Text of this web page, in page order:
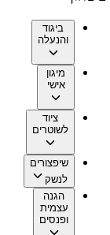
ביגוד
והנעלה
מיגון
אישי
ציוד
לשוטרים
שיפצורים
לנשק
הגנה
עצמית
ופנסים